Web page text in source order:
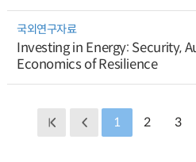
국외연구자료
Investing in Energy: Security,
Economics of Resilience
1 2 3